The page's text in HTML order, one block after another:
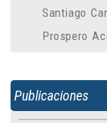
Santiago
Prospero
Publicaciones